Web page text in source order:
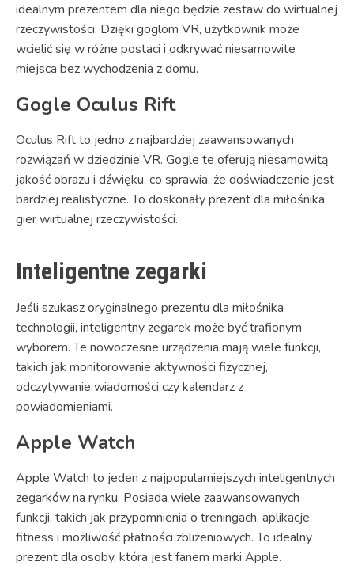
idealnym prezentem dla niego będzie zestaw do wirtualnej
rzeczywistości. Dzięki goglom VR, użytkownik może
wcielić się w różne postaci i odkrywać niesamowite
miejsca bez wychodzenia z domu.
Gogle Oculus Rift
Oculus Rift to jedno z najbardziej zaawansowanych
rozwiązań w dziedzinie VR. Gogle te oferują niesamowitą
jakość obrazu i dźwięku, co sprawia, że doświadczenie jest
bardziej realistyczne. To doskonały prezent dla miłośnika
gier wirtualnej rzeczywistości.
Inteligentne zegarki
Jeśli szukasz oryginalnego prezentu dla miłośnika
technologii, inteligentny zegarek może być trafionym
wyborem. Te nowoczesne urządzenia mają wiele funkcji,
takich jak monitorowanie aktywności fizycznej,
odczytywanie wiadomości czy kalendarz z
powiadomieniami.
Apple Watch
Apple Watch to jeden z najpopularniejszych inteligentnych
zegarków na rynku. Posiada wiele zaawansowanych
funkcji, takich jak przypomnienia o treningach, aplikacje
fitness i możliwość płatności zbliżeniowych. To idealny
prezent dla osoby, która jest fanem marki Apple.